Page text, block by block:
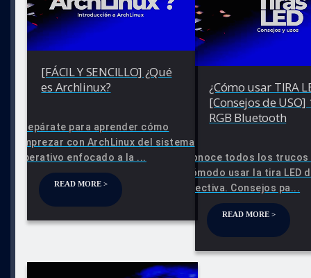
[FÁCIL Y SENCILLO] ¿Qué
es Archlinux?
Prepárate para aprender cómo
emprezar con ArchLinux del sistema
operativo enfocado a la ...
READ MORE >
¿Cómo usar TIRA
[Consejos de USO]
RGB Bluetooth
Conoce todos los
cómodo usar la tira LED
efectiva. Consejos pa...
READ MORE >